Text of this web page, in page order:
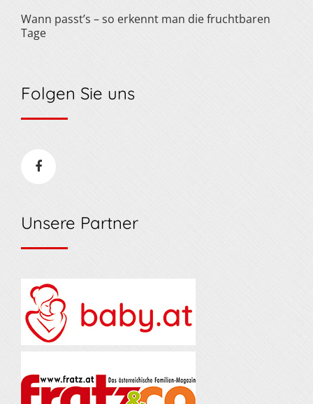
Wann passt’s – so erkennt man die fruchtbaren
Tage
Folgen Sie uns
Unsere Partner